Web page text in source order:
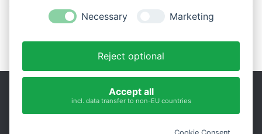
Impressum |Datenschutz
Necessary Marketing
Reject optional
Accept all
incl. data transfer to non-EU countries